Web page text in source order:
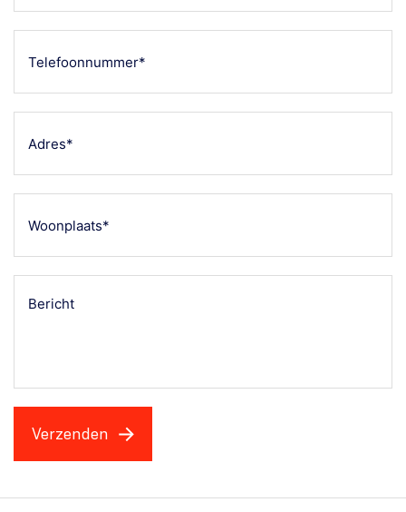
(Vereist)
(Vereist)
(Vereist)
(Vereist)